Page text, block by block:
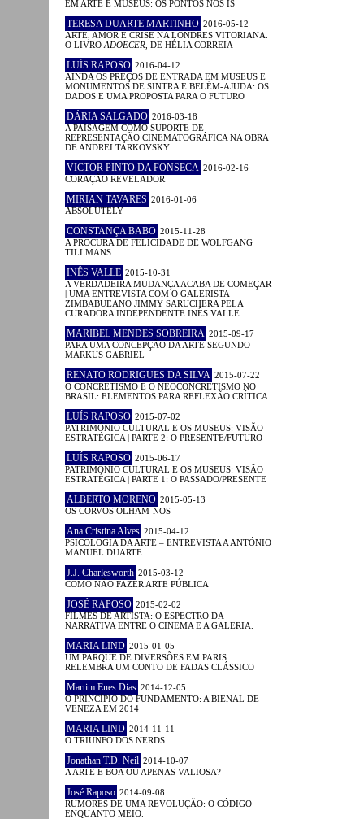
EM ARTE E MUSEUS: OS PONTOS NOS IS
TERESA DUARTE MARTINHO 2016-05-12
ARTE, AMOR E CRISE NA LONDRES VITORIANA.
O LIVRO ADOECER , DE HÉLIA CORREIA
LUÍS RAPOSO 2016-04-12
AINDA OS PREÇOS DE ENTRADA EM MUSEUS E
MONUMENTOS DE SINTRA E BELÉM-AJUDA: OS
DADOS E UMA PROPOSTA PARA O FUTURO
DÁRIA SALGADO 2016-03-18
A PAISAGEM COMO SUPORTE DE
REPRESENTAÇÃO CINEMATOGRÁFICA NA OBRA
DE ANDREI TARKOVSKY
VICTOR PINTO DA FONSECA 2016-02-16
CORAÇÃO REVELADOR
MIRIAN TAVARES 2016-01-06
ABSOLUTELY
CONSTANÇA BABO 2015-11-28
A PROCURA DE FELICIDADE DE WOLFGANG
TILLMANS
INÊS VALLE 2015-10-31
A VERDADEIRA MUDANÇA ACABA DE COMEÇAR
| UMA ENTREVISTA COM O GALERISTA
ZIMBABUEANO JIMMY SARUCHERA PELA
CURADORA INDEPENDENTE INÊS VALLE
MARIBEL MENDES SOBREIRA 2015-09-17
PARA UMA CONCEPÇÃO DA ARTE SEGUNDO
MARKUS GABRIEL
RENATO RODRIGUES DA SILVA 2015-07-22
O CONCRETISMO E O NEOCONCRETISMO NO
BRASIL: ELEMENTOS PARA REFLEXÃO CRÍTICA
LUÍS RAPOSO 2015-07-02
PATRIMÓNIO CULTURAL E OS MUSEUS: VISÃO
ESTRATÉGICA | PARTE 2: O PRESENTE/FUTURO
LUÍS RAPOSO 2015-06-17
PATRIMÓNIO CULTURAL E OS MUSEUS: VISÃO
ESTRATÉGICA | PARTE 1: O PASSADO/PRESENTE
ALBERTO MORENO 2015-05-13
OS CORVOS OLHAM-NOS
Ana Cristina Alves 2015-04-12
PSICOLOGIA DA ARTE – ENTREVISTA A ANTÓNIO
MANUEL DUARTE
J.J. Charlesworth 2015-03-12
COMO NÃO FAZER ARTE PÚBLICA
JOSÉ RAPOSO 2015-02-02
FILMES DE ARTISTA: O ESPECTRO DA
NARRATIVA ENTRE O CINEMA E A GALERIA.
MARIA LIND 2015-01-05
UM PARQUE DE DIVERSÕES EM PARIS
RELEMBRA UM CONTO DE FADAS CLÁSSICO
Martim Enes Dias 2014-12-05
O PRINCÍPIO DO FUNDAMENTO: A BIENAL DE
VENEZA EM 2014
MARIA LIND 2014-11-11
O TRIUNFO DOS NERDS
Jonathan T.D. Neil 2014-10-07
A ARTE É BOA OU APENAS VALIOSA?
José Raposo 2014-09-08
RUMORES DE UMA REVOLUÇÃO: O CÓDIGO
ENQUANTO MEIO.